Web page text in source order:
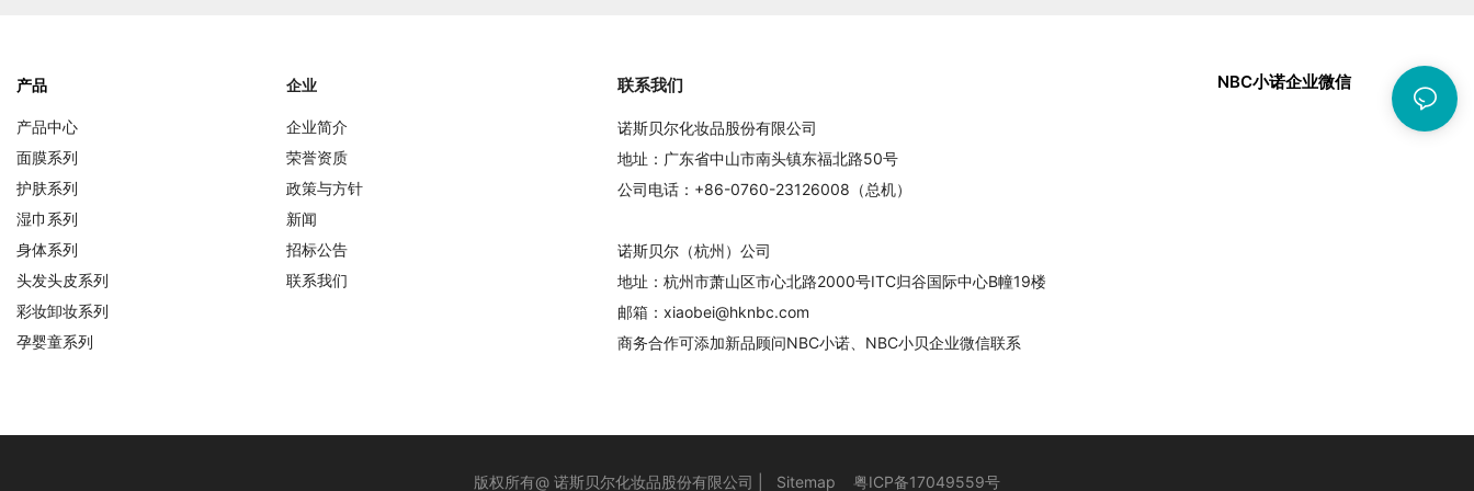
产品
产品中心
面膜系列
护肤系列
湿巾系列
身体系列
头发头皮系列
彩妆卸妆系列
孕婴童系列
企业
企业简介
荣誉资质
政策与方针
新闻
招标公告
联系我们
联系我们
诺斯贝尔化妆品股份有限公司
地址：广东省中山市南头镇东福北路50号
公司电话：+86-0760-23126008（总机）
诺斯贝尔（杭州）公司
地址：杭州市萧山区市心北路2000号ITC归谷国际中心B幢19楼
邮箱：xiaobei@hknbc.com
商务合作可添加新品顾问NBC小诺、NBC小贝企业微信联系
NBC小诺企业微信
版权所有@ 诺斯贝尔化妆品股份有限公司 | Sitemap 粤ICP备17049559号